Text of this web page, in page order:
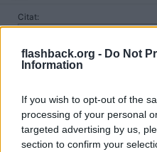
flashback.org - Do Not
Information
If you wish to opt-out of the
processing of your personal
targeted advertising by us,
section to confirm your
Citat:
Detta är ju ett generellt
på musik, pop, film, TV-
kan inte underhålla.
I princip all humor i världen
är ett av få länder som
humorkultur, t.ex tecknade
Danmark Finlad struntar
är historiskt och ligger i